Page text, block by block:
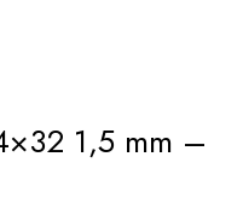
1,5 mm –